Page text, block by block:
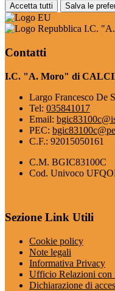
Accetta tutti Salva le
I.C.
Contatti
I.C. "A. Moro" di
Largo Francesco De
Tel: 035841017
Email:
PEC:
C.F.: 92015050161
C.M. BGIC83100C
Cod. Univoco
Sezione Link Utili
Cookie policy
Note legali
Informativa Privacy
Ufficio Relazioni con
Dichiarazione di